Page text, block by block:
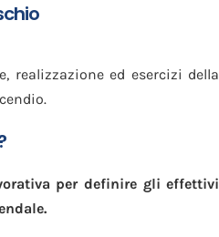
realizzazione ed esercizi della
per definire gli effettivi